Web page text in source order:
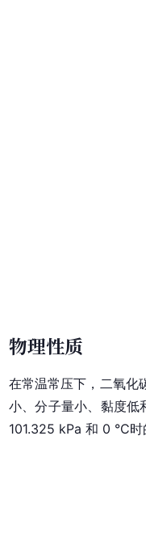
物理性质
在常温常压下，二氧化
小、分子量小、黏度低
101.325 kPa 和 0 °C